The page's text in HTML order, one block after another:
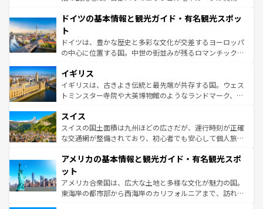
せる。地方によって風土や気候が異なるスペインはその個
ンテンツ一覧 を参照してほしい。
で、幅広い魅力が詰まっている。華麗な宮殿、歴史的な大
聖堂、美しいビーチ、そして豊かな自然が、訪れる者を心
から魅了する。また、フランスは美食の国としても知ら
れ、フランス料理はユネスコ無形文化遺産にも登録されて
香り高いラベンダー畑など、多彩な楽しみ方が可能だ。さ
らに、パリ以外の地域にも魅力が溢れており、どの街角に
も豊かな歴史と文化が息づいている。パリ以外の個性あふ
を参照してほしい。
ドイツの基本情報と観光ガイド・有名観光スポッ
ト
ドイツは、豊かな歴史と多彩な文化が交差するヨーロッパ
の中心に位置する国。中世の街並みが残るロマンチック街
顔を持つこの国は、どこを歩いても飽きることがない。ベ
ルリンの文化的活気、バイエルン州のアルプスの絶景、そ
してライン川沿いのワイン畑といった風景は必見。ビール
は、お酒好きな人にはぜひ体験してほしい。 なお、新着の
ドイツ情報はコンテンツ一覧を参照してほしい。
イギリス
イギリスは、古きよき伝統と最先端が共存する国。ウェス
トミンスター寺院や大英博物館のようなランドマーク、歴
リアごとに異なる魅力がある。また、優雅なアフタヌーン
ティー、ビール好きにはたまらない英国パブ、サッカー観
戦など、本場だからこそできる体験も豊富。イギリスを旅
ンツ一覧を参照してほしい。
スイス
スイスの国土面積は九州ほどの広さだが、運行時刻が正確
な交通網が整備されており、初心者でも安心して個人旅行
の建物がそのまま残る町や、スイスならではのユニークな
博物館もあり、アルプス観光だけでなく町歩きも満喫する
ことができる。国民の所得が高いため物価も高いが、旅行
者向けの交通パス提供のサービスもあり、うまく活用すれ
アメリカの基本情報と観光ガイド・有名観光スポ
ット
アメリカ合衆国は、広大な土地と多様な文化が魅力の国。
東海岸の都市部から西海岸のカリフォルニアまで、訪れる